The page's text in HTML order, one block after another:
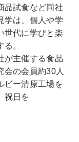
品試食など同社
学は、個人や学
世代に学びと楽
。
が主催する食品
会の会員約30人
ビー清原工場を
祝日を